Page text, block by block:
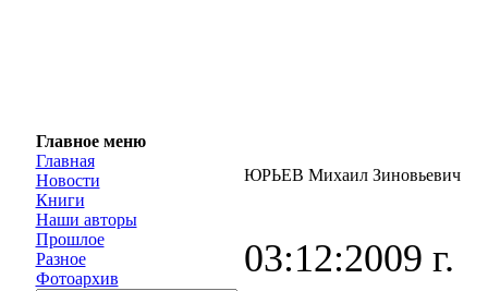
Главное меню
Главная
Новости
Книги
Наши авторы
Прошлое
Разное
Фотоархив
ЮРЬЕВ Михаил Зиновьевич
03:12:2009 г.